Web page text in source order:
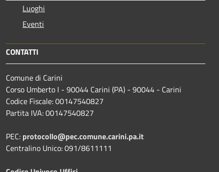
Luoghi
Eventi
CONTATTI
Comune di Carini
Corso Umberto I - 90044 Carini (PA) - 90044 - Carini
Codice Fiscale: 00147540827
Partita IVA: 00147540827
PEC: protocollo@pec.comune.carini.pa.it
Centralino Unico: 091/8611111